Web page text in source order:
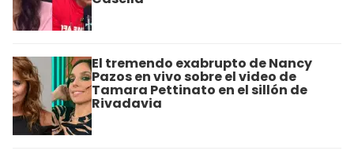
El tremendo exabrupto de Nancy
Pazos en vivo sobre el video de
Tamara Pettinato en el sillón de
Rivadavia